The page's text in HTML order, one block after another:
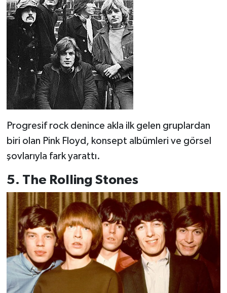
Progresif rock denince akla ilk gelen gruplardan
biri olan Pink Floyd, konsept albümleri ve görsel
şovlarıyla fark yarattı.
5. The Rolling Stones